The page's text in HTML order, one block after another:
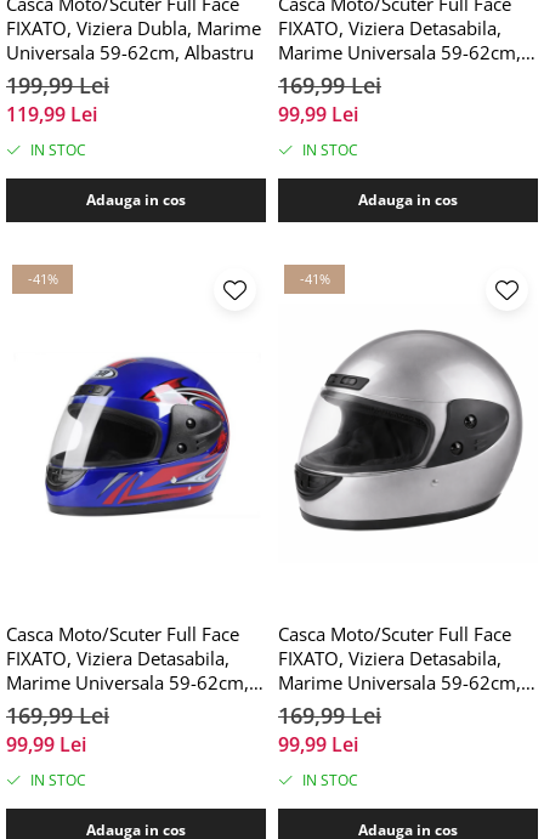
FIXATO, Viziera Dubla, Marime
Universala 59-62cm, Albastru
199,99 Lei
119,99 Lei
IN STOC
Adauga in cos
FIXATO, Viziera Detasabila,
Marime Universala 59-62cm,
Rosu
169,99 Lei
99,99 Lei
IN STOC
Adauga in cos
-41%
Casca Moto/Scuter Full Face
FIXATO, Viziera Detasabila,
Marime Universala 59-62cm,
Albastru
169,99 Lei
99,99 Lei
IN STOC
Adauga in cos
-41%
Casca Moto/Scuter Full Face
FIXATO, Viziera Detasabila,
Marime Universala 59-62cm,
Gri
169,99 Lei
99,99 Lei
IN STOC
Adauga in cos